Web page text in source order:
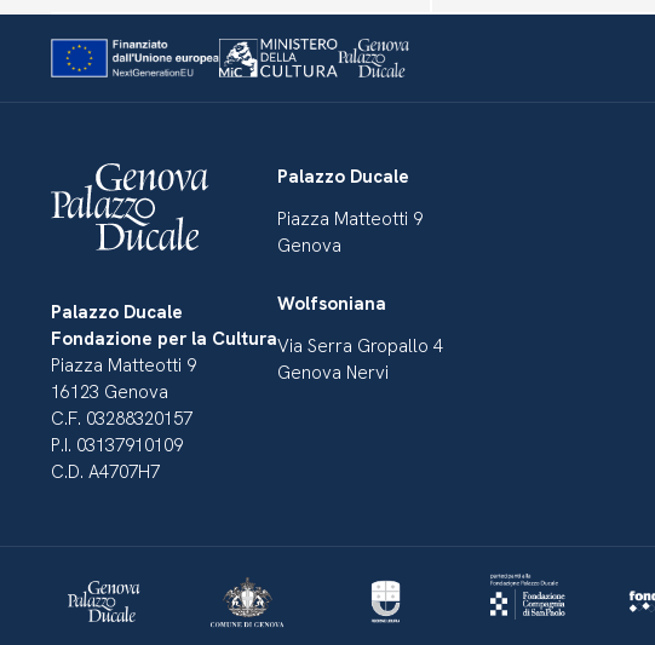
Palazzo Ducale
Fondazione per la Cultura
Piazza Matteotti 9
16123 Genova
C.F. 03288320157
P.I. 03137910109
C.D. A4707H7
Palazzo Ducale
Piazza Matteotti 9
Genova
Wolfsoniana
Via Serra Gropallo 4
Genova Nervi